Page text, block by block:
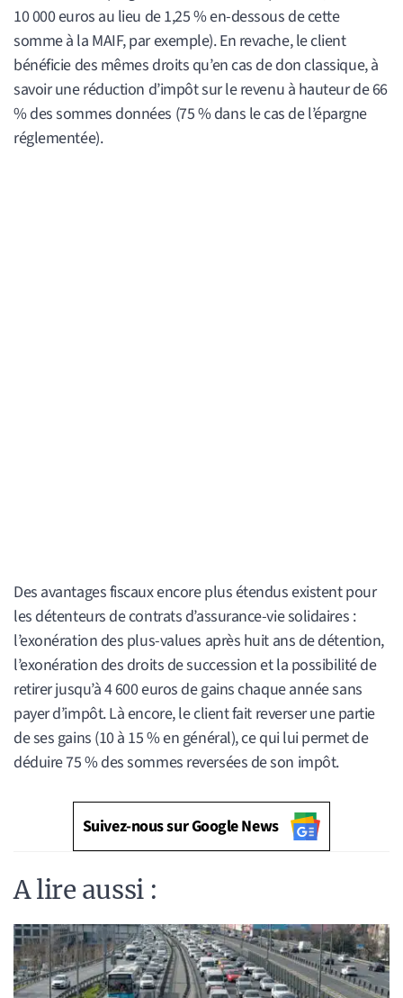
10 000 euros au lieu de 1,25 % en-dessous de cette
somme à la MAIF, par exemple). En revache, le client
bénéficie des mêmes droits qu’en cas de don classique, à
savoir une réduction d’impôt sur le revenu à hauteur de 66
% des sommes données (75 % dans le cas de l’épargne
réglementée).
Des avantages fiscaux encore plus étendus existent pour
les détenteurs de contrats d’assurance-vie solidaires :
l’exonération des plus-values après huit ans de détention,
l’exonération des droits de succession et la possibilité de
retirer jusqu’à 4 600 euros de gains chaque année sans
payer d’impôt. Là encore, le client fait reverser une partie
de ses gains (10 à 15 % en général), ce qui lui permet de
déduire 75 % des sommes reversées de son impôt.
Suivez-nous sur Google News
A lire aussi :